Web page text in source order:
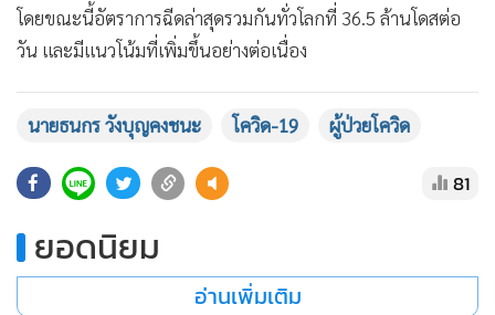
โดยขณะนี้อัตราการฉีดล่าสุดรวมกันทั่วโลกที่ 36.5 ล้านโดสต่อ
วัน และมีแนวโน้มที่เพิ่มขึ้นอย่างต่อเนื่อง
นายธนกร วังบุญคงชนะ โควิด-19 ผู้ป่วยโควิด
81
ยอดนิยม
อ่านเพิ่มเติม